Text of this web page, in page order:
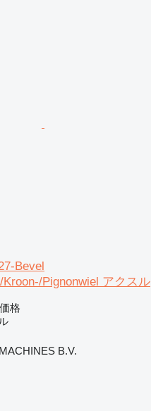
Bevel
Pignonwiel アクスル
格
B.V.